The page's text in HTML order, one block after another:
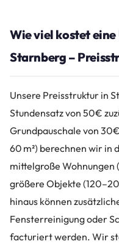
Wie viel kostet
Starnberg –
Unsere Preisstruktur in
Stundensatz von 50€
Grundpauschale von
60 m²) berechnen wir in
mittelgroße Wohnungen
größere Objekte
hinaus können
Fensterreinigung oder
facturiert werden. Wir